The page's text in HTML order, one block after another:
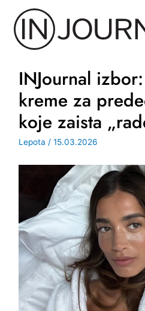
sadržaj
INJournal
kreme za
koje zaista
Lepota /15.03.2026